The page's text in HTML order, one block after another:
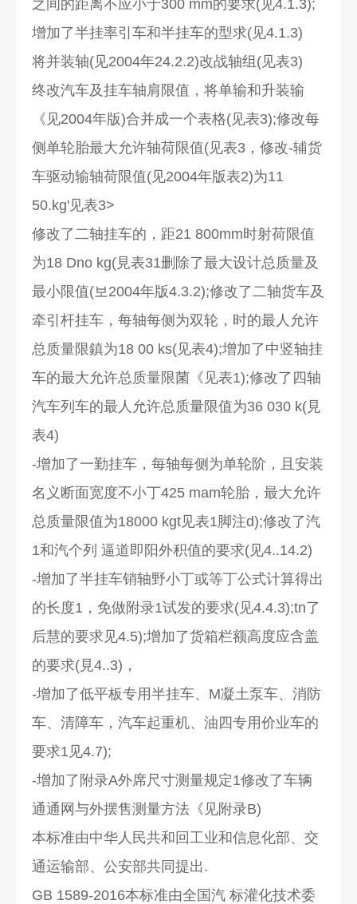
之间的距离不应小于300 mm的要求(见4.1.3);
增加了半挂率引车和半挂车的型求(见4.1.3)
将并装轴(见2004年24.2.2)改战轴组(见表3)
终改汽车及挂车轴肩限值，将单输和升装输
《见2004年版)合并成一个表格(见表3);修改每
侧单轮胎最大允许轴荷限值(见表3，修改-辅货
车驱动输轴荷限值(见2004年版表2)为11
50.kg'见表3>
修改了二轴挂车的，距21 800mm时射荷限值
为18 Dno kg(見表31删除了最大设计总质量及
最小限值(보2004年版4.3.2);修改了二轴货车及
牵引杆挂车，每轴每侧为双轮，时的最人允许
总质量限鎮为18 00 ks(见表4);增加了中竖轴挂
车的最大允许总质量限菌《见表1);修改了四轴
汽车列车的最人允许总质量限值为36 030 k(見
表4)
-增加了一勤挂车，每轴每侧为单轮阶，且安装
名义断面宽度不小丁425 mam轮胎，最大允许
总质量限值为18000 kgt见表1脚注d);修改了汽
1和汽个列 逼道即阳外积值的要求(见4..14.2)
-增加了半挂车销轴野小丁或等丁公式计算得出
的长度1，免做附录1试发的要求(见4.4.3);tn了
后慧的要求见4.5);增加了货箱栏额高度应含盖
的要求(見4..3)，
-增加了低平板专用半挂车、M凝土泵车、消防
车、清障车，汽车起重机、油四专用价业车的
要求1见4.7);
-增加了附录A外席尺寸测量规定1修改了车辆
通通网与外摆售测量方法《见附录B)
本标准由中华人民共和回工业和信息化部、交
通运输部、公安部共同提出.
GB 1589-2016本标准由全国汽 标灌化技术委